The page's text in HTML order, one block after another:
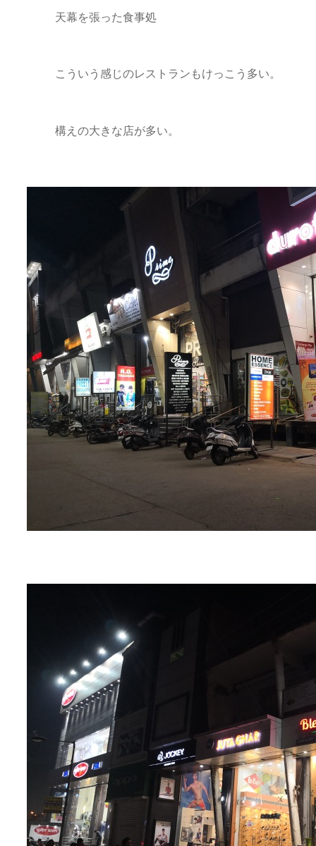
天幕を張った食事処
こういう感じのレストランもけっこう多い。
構えの大きな店が多い。